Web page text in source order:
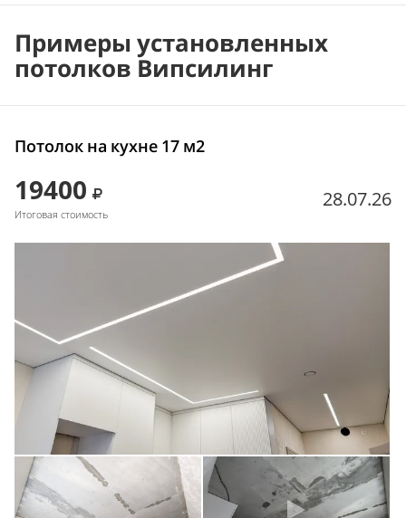
Примеры установленных
потолков Випсилинг
Потолок на кухне 17 м2
19400
Итоговая стоимость
28.07.26